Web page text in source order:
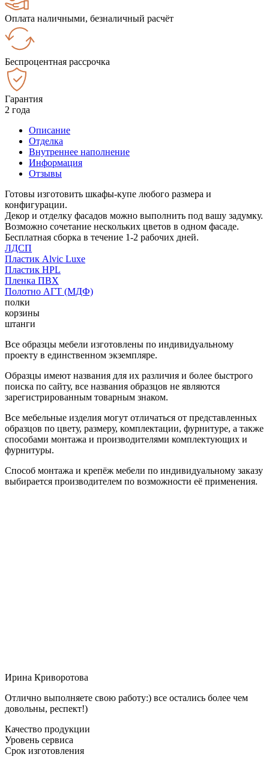
Оплата наличными, безналичный расчёт
Беспроцентная рассрочка
Гарантия
2 года
Описание
Отделка
Внутреннее наполнение
Информация
Отзывы
Готовы изготовить шкафы-купе любого размера и
конфигурации.
Декор и отделку фасадов можно выполнить под вашу задумку.
Возможно сочетание нескольких цветов в одном фасаде.
Бесплатная сборка в течение 1-2 рабочих дней.
ЛДСП
Пластик Alvic Luxe
Пластик HPL
Пленка ПВХ
Полотно АГТ (МДФ)
полки
корзины
штанги
Все образцы мебели изготовлены по индивидуальному
проекту в единственном экземпляре.
Образцы имеют названия для их различия и более быстрого
поиска по сайту, все названия образцов не являются
зарегистрированным товарным знаком.
Все мебельные изделия могут отличаться от представленных
образцов по цвету, размеру, комплектации, фурнитуре, а также
способами монтажа и производителями комплектующих и
фурнитуры.
Способ монтажа и крепёж мебели по индивидуальному заказу
выбирается производителем по возможности её применения.
Ирина Криворотова
Отлично выполняете свою работу:) все остались более чем
довольны, респект!)
Качество продукции
Уровень сервиса
Срок изготовления